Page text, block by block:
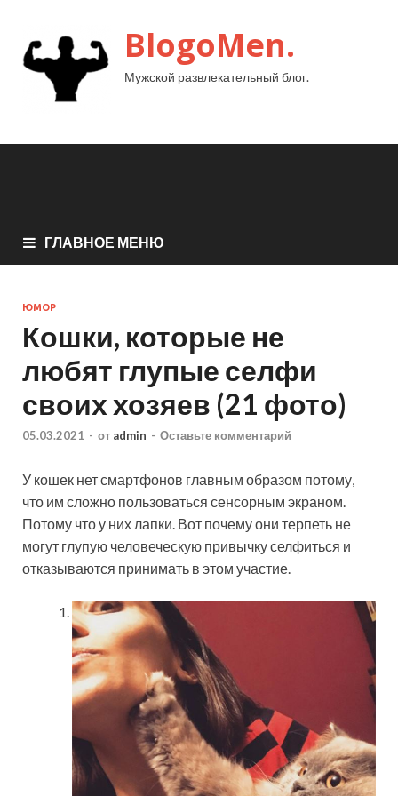
BlogoMen.
Мужской развлекательный блог.
ГЛАВНОЕ МЕНЮ
ЮМОР
Кошки, которые не
любят глупые селфи
своих хозяев (21 фото)
05.03.2021 - от admin - Оставьте комментарий
У кошек нет смартфонов главным образом потому,
что им сложно пользоваться сенсорным экраном.
Потому что у них лапки. Вот почему они терпеть не
могут глупую человеческую привычку селфиться и
отказываются принимать в этом участие.